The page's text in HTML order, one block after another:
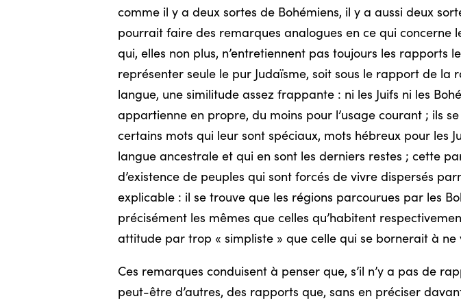
comme il y a deux sortes de Bohémiens, il y a aussi deux
pourrait faire des remarques analogues en ce qui concerne
qui, elles non plus, n’entretiennent pas toujours les
représenter seule le pur Judaïsme, soit sous le rapport de
langue, une similitude assez frappante : ni les Juifs ni les
appartienne en propre, du moins pour l’usage courant ; ils
certains mots qui leur sont spéciaux, mots hébreux pour les
langue ancestrale et qui en sont les derniers restes ; cette
d’existence de peuples qui sont forcés de vivre dispersés
explicable : il se trouve que les régions parcourues par les
précisément les mêmes que celles qu’habitent
attitude par trop « simpliste » que celle qui se bornerait à ne
Ces remarques conduisent à penser que, s’il n’y a pas de
peut-être d’autres, des rapports que, sans en préciser